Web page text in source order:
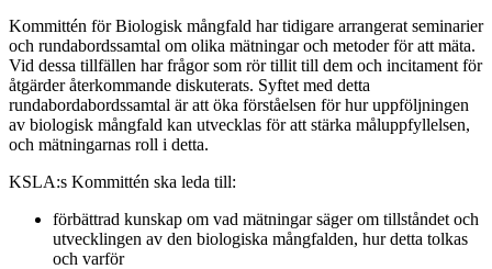
Kommittén för Biologisk mångfald har tidigare arrangerat seminarier
och rundabordssamtal om olika mätningar och metoder för att mäta.
Vid dessa tillfällen har frågor som rör tillit till dem och incitament för
åtgärder återkommande diskuterats. Syftet med detta
rundabordabordssamtal är att öka förståelsen för hur uppföljningen
av biologisk mångfald kan utvecklas för att stärka måluppfyllelsen,
och mätningarnas roll i detta.
KSLA:s Kommittén ska leda till:
förbättrad kunskap om vad mätningar säger om tillståndet och
utvecklingen av den biologiska mångfalden, hur detta tolkas
och varför